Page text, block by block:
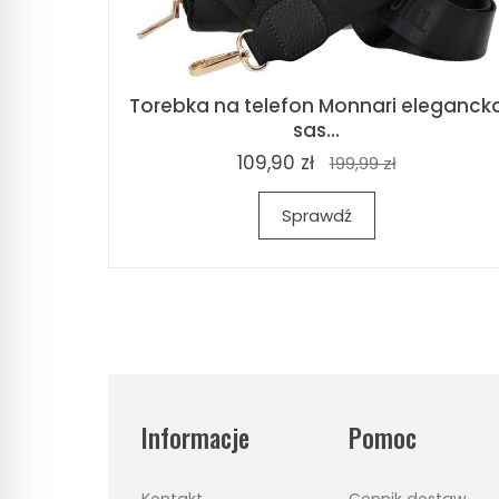
Torebka na telefon Monnari
sas...
109,90 zł
199,99 zł
Sprawdź
Informacje Pomoc